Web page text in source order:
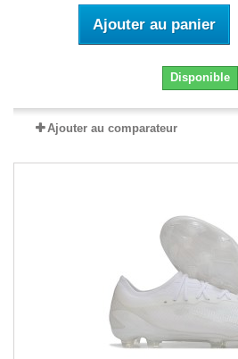
Ajouter au panier
Disponible
Ajouter au comparateur